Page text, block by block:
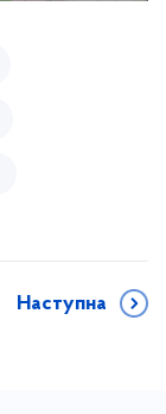
Наступна